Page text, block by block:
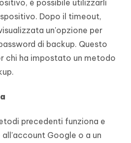
è possibile utilizzarli
Dopo il timeout,
un'opzione per
di backup. Questo
chi ha impostato un metodo
precedenti funziona e
all'account Google o a un